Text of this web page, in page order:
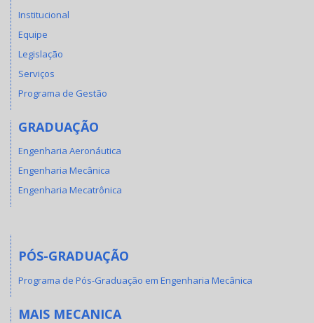
Institucional
Equipe
Legislação
Serviços
Programa de Gestão
GRADUAÇÃO
Engenharia Aeronáutica
Engenharia Mecânica
Engenharia Mecatrônica
PÓS-GRADUAÇÃO
Programa de Pós-Graduação em Engenharia Mecânica
MAIS MECANICA